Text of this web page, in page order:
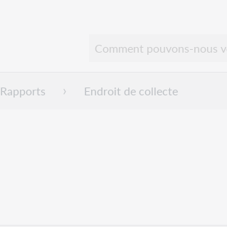
Rapports Endroit de collecte